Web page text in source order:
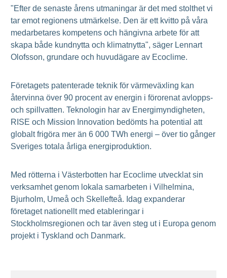
"Efter de senaste årens utmaningar är det med stolthet vi
tar emot regionens utmärkelse. Den är ett kvitto på våra
medarbetares kompetens och hängivna arbete för att
skapa både kundnytta och klimatnytta", säger Lennart
Olofsson, grundare och huvudägare av Ecoclime.
Företagets patenterade teknik för värmeväxling kan
återvinna över 90 procent av energin i förorenat avlopps-
och spillvatten. Teknologin har av Energimyndigheten,
RISE och Mission Innovation bedömts ha potential att
globalt frigöra mer än 6 000 TWh energi – över tio gånger
Sveriges totala årliga energiproduktion.
Med rötterna i Västerbotten har Ecoclime utvecklat sin
verksamhet genom lokala samarbeten i Vilhelmina,
Bjurholm, Umeå och Skellefteå. Idag expanderar
företaget nationellt med etableringar i
Stockholmsregionen och tar även steg ut i Europa genom
projekt i Tyskland och Danmark.